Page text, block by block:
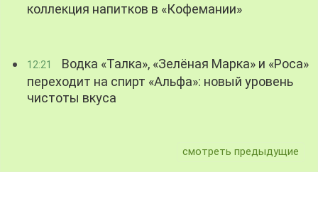
коллекция напитков в «Кофемании»
12:21
Водка «Талка», «Зелёная Марка» и «Роса»
переходит на спирт «Альфа»: новый уровень
чистоты вкуса
смотреть предыдущие